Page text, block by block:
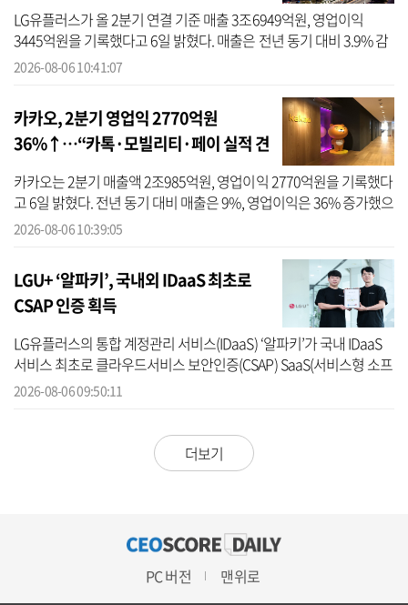
LG유플러스가 올 2분기 연결 기준 매출 3조6949억원, 영업이익
3445억원을 기록했다고 6일 밝혔다. 매출은 전년 동기 대비 3.9% 감
소했지만, 영업이익은 전년 동기 대비 13.1% 증가해 역대 분기 최대
2026-08-06 10:41:07
카카오, 2분기 영업익 2770억원
36%↑…“카톡·모빌리티·페이 실적 견
인”
카카오는 2분기 매출액 2조985억원, 영업이익 2770억원을 기록했다
고 6일 밝혔다. 전년 동기 대비 매출은 9%, 영업이익은 36% 증가했으
며, 매출과 영업이익 모두 역대 분기 기준 최대치다. 사업 영역별로 보
2026-08-06 10:39:05
LGU+ ‘알파키’, 국내외 IDaaS 최초로
CSAP 인증 획득
LG유플러스의 통합 계정관리 서비스(IDaaS) ‘알파키’가 국내 IDaaS
서비스 최초로 클라우드서비스 보안인증(CSAP) SaaS(서비스형 소프
트웨어) 표준등급을 획득했다. 이번 인증 획득으로 알파키는 정부 및
2026-08-06 09:50:11
더보기
PC 버전 맨위로